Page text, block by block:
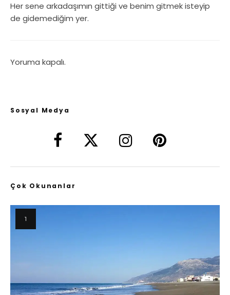
Her sene arkadaşımın gittiği ve benim gitmek isteyip
de gidemediğim yer.
Yoruma kapalı.
Sosyal Medya
Çok Okunanlar